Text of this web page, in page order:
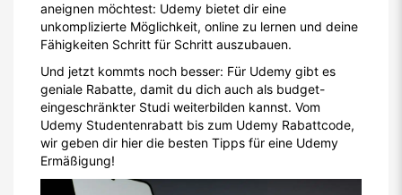
aneignen möchtest: Udemy bietet dir eine
unkomplizierte Möglichkeit, online zu lernen und deine
Fähigkeiten Schritt für Schritt auszubauen.
Und jetzt kommts noch besser: Für Udemy gibt es
geniale Rabatte, damit du dich auch als budget-
eingeschränkter Studi weiterbilden kannst. Vom
Udemy Studentenrabatt bis zum Udemy Rabattcode,
wir geben dir hier die besten Tipps für eine Udemy
Ermäßigung!